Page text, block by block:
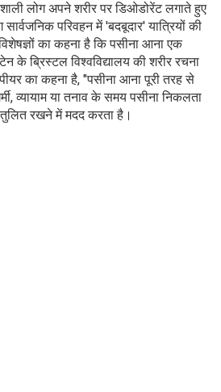
लोग अपने शरीर पर डिओडोरेंट लगाते हुए
परिवहन में 'बदबूदार' यात्रियों की
का कहना है कि पसीना आना एक
के ब्रिस्टल विश्वविद्यालय की शरीर रचना
का कहना है, "पसीना आना पूरी तरह से
व्यायाम या तनाव के समय पसीना निकलता
रखने में मदद करता है।